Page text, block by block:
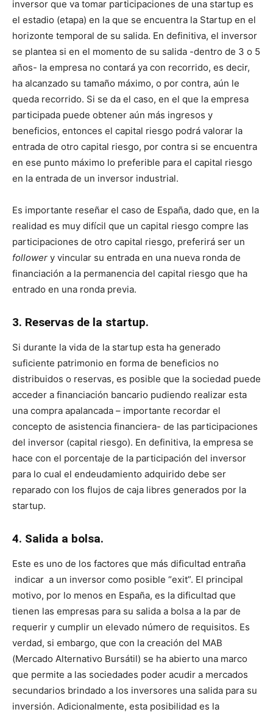
inversor que va tomar participaciones de una startup es
el estadio (etapa) en la que se encuentra la Startup en el
horizonte temporal de su salida. En definitiva, el inversor
se plantea si en el momento de su salida -dentro de 3 o 5
años- la empresa no contará ya con recorrido, es decir,
ha alcanzado su tamaño máximo, o por contra, aún le
queda recorrido. Si se da el caso, en el que la empresa
participada puede obtener aún más ingresos y
beneficios, entonces el capital riesgo podrá valorar la
entrada de otro capital riesgo, por contra si se encuentra
en ese punto máximo lo preferible para el capital riesgo
en la entrada de un inversor industrial.
Es importante reseñar el caso de España, dado que, en la
realidad es muy difícil que un capital riesgo compre las
participaciones de otro capital riesgo, preferirá ser un
follower y vincular su entrada en una nueva ronda de
financiación a la permanencia del capital riesgo que ha
entrado en una ronda previa.
3. Reservas de la startup.
Si durante la vida de la startup esta ha generado
suficiente patrimonio en forma de beneficios no
distribuidos o reservas, es posible que la sociedad puede
acceder a financiación bancario pudiendo realizar esta
una compra apalancada – importante recordar el
concepto de asistencia financiera- de las participaciones
del inversor (capital riesgo). En definitiva, la empresa se
hace con el porcentaje de la participación del inversor
para lo cual el endeudamiento adquirido debe ser
reparado con los flujos de caja libres generados por la
startup.
4. Salida a bolsa.
Este es uno de los factores que más dificultad entraña
indicar a un inversor como posible “exit”. El principal
motivo, por lo menos en España, es la dificultad que
tienen las empresas para su salida a bolsa a la par de
requerir y cumplir un elevado número de requisitos. Es
verdad, si embargo, que con la creación del MAB
(Mercado Alternativo Bursátil) se ha abierto una marco
que permite a las sociedades poder acudir a mercados
secundarios brindado a los inversores una salida para su
inversión. Adicionalmente, esta posibilidad es la